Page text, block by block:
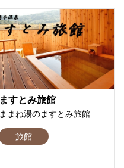
ますとみ旅館
ままね湯のますとみ旅館
旅館